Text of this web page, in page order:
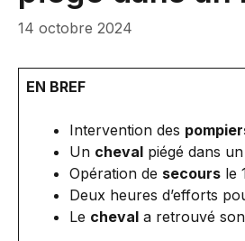
14 octobre 2024
EN BREF
Intervention des
Un cheval piégé dans un
Opération de secours le
Deux heures d’efforts
Le cheval a retrouvé son